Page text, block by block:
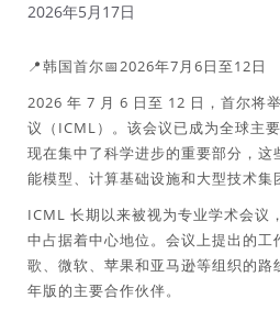
2026年5月17日
📍韩国首尔📅2026年7月6日至12日
2026 年 7 月 6 日至 12 日，首尔将
议（ICML）。该会议已成为全球主
现在集中了科学进步的重要部分，
能模型、计算基础设施和大型技术集
ICML 长期以来被视为专业学术会议
中占据着中心地位。会议上提出的
歌、微软、苹果和亚马逊等组织的
年版的主要合作伙伴。